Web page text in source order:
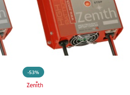
-53%